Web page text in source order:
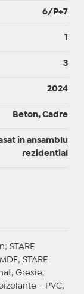
6/P+7
1
3
2024
Beton, Cadre
in ansamblu
rezidential
STARE
STARE
Gresie,
- PVC;